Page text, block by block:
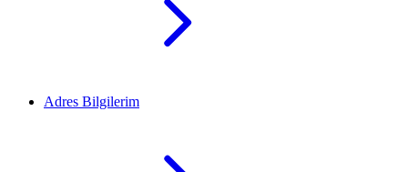
Adres Bilgilerim